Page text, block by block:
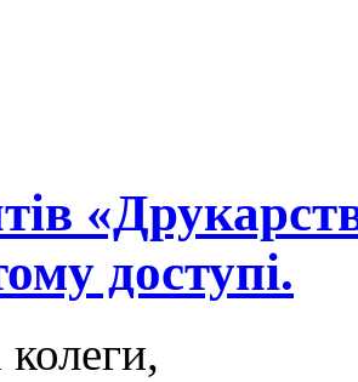
доступі.